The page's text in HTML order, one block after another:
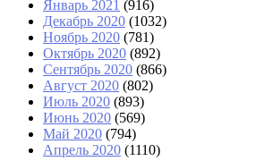
Январь 2021 (916)
Декабрь 2020 (1032)
Ноябрь 2020 (781)
Октябрь 2020 (892)
Сентябрь 2020 (866)
Август 2020 (802)
Июль 2020 (893)
Июнь 2020 (569)
Май 2020 (794)
Апрель 2020 (1110)